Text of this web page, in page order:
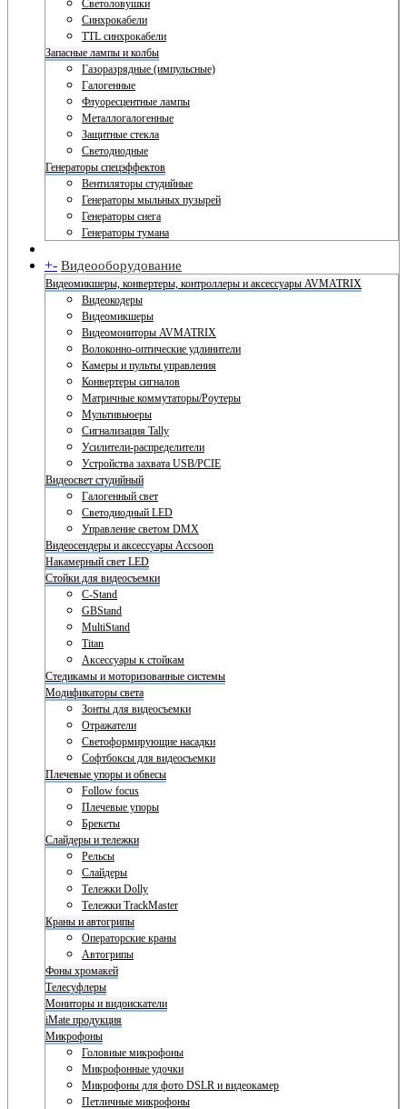
Светоловушки
Синхрокабели
TTL синхрокабели
Запасные лампы и колбы
Газоразрядные (импульсные)
Галогенные
Флуоресцентные лампы
Металлогалогенные
Защитные стекла
Светодиодные
Генераторы спецэффектов
Вентиляторы студийные
Генераторы мыльных пузырей
Генераторы снега
Генераторы тумана
+- Видеооборудование
Видеомикшеры, конвертеры, контроллеры и аксессуары AVMATRIX
Видеокодеры
Видеомикшеры
Видеомониторы AVMATRIX
Волоконно-оптические удлинители
Камеры и пульты управления
Конвертеры сигналов
Матричные коммутаторы/Роутеры
Мультивьюеры
Сигнализация Tally
Усилители-распределители
Устройства захвата USB/PCIE
Видеосвет студийный
Галогенный свет
Светодиодный LED
Управление светом DMX
Видеосендеры и аксессуары Accsoon
Накамерный свет LED
Стойки для видеосъемки
C-Stand
GBStand
MultiStand
Titan
Аксессуары к стойкам
Стедикамы и моторизованные системы
Модификаторы света
Зонты для видеосъемки
Отражатели
Светоформирующие насадки
Софтбоксы для видеосъемки
Плечевые упоры и обвесы
Follow focus
Плечевые упоры
Брекеты
Слайдеры и тележки
Рельсы
Слайдеры
Тележки Dolly
Тележки TrackMaster
Краны и автогрипы
Операторские краны
Автогрипы
Фоны хромакей
Телесуфлеры
Мониторы и видоискатели
iMate продукция
Микрофоны
Головные микрофоны
Микрофонные удочки
Микрофоны для фото DSLR и видеокамер
Петличные микрофоны